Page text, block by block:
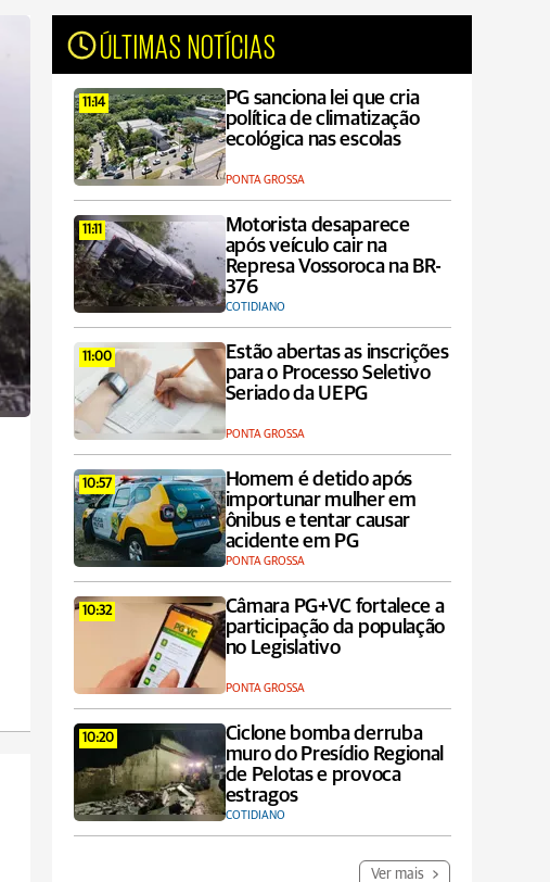
ÚLTIMAS NOTÍCIAS
11:14
PG sanciona lei que cria
política de climatização
ecológica nas escolas
PONTA GROSSA
11:11
Motorista desaparece
após veículo cair na
Represa Vossoroca na BR-
376
COTIDIANO
11:00
Estão abertas as inscrições
para o Processo Seletivo
Seriado da UEPG
PONTA GROSSA
10:57
Homem é detido após
importunar mulher em
ônibus e tentar causar
acidente em PG
PONTA GROSSA
10:32
Câmara PG+VC fortalece a
participação da população
no Legislativo
PONTA GROSSA
10:20
Ciclone bomba derruba
muro do Presídio Regional
de Pelotas e provoca
estragos
COTIDIANO
Ver mais